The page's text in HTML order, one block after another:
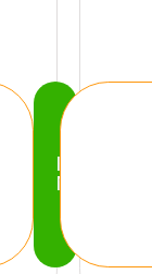
Köp
Nu